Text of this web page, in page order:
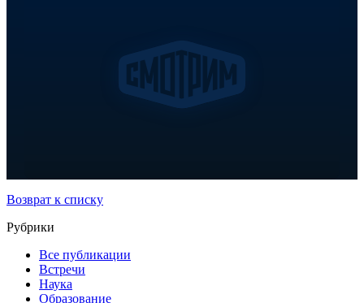
Возврат к списку
Рубрики
Все публикации
Встречи
Наука
Образование